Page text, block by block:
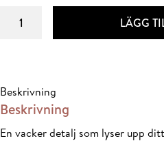
mönstrat
cm
bärnsten
mängd
LÄGG
Beskrivning
Beskrivning
En vacker detalj som lyser upp